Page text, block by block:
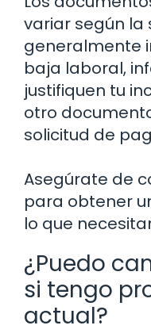
variar según la
generalmente
baja laboral,
justifiquen tu
otro
solicitud de
Asegúrate de
para obtener
lo que
¿Puedo
si tengo
actual?